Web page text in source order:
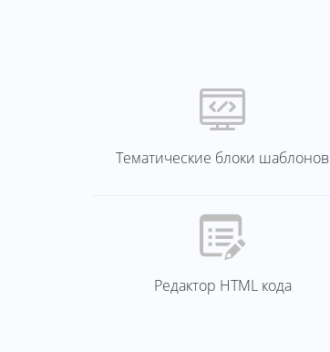
Тематические блоки шаблонов
Редактор HTML кода